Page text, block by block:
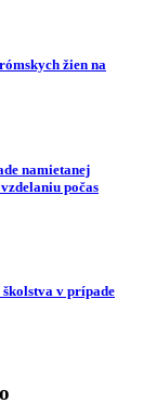
žien na
namietanej